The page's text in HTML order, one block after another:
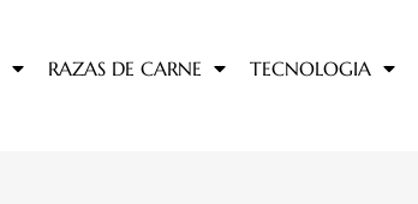
RAZAS DE CARNE TECNOLOGIA